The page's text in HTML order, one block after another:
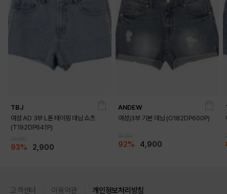
TBJ
여성 AD 3부 L톤 테이핑 데님 쇼츠
(T192DP641P)
93% 2,900
ANDEW
여성)3부 기본 데님 (O182DP600P)
92% 4,900
고객센터 이용약관 개인정보처리방침